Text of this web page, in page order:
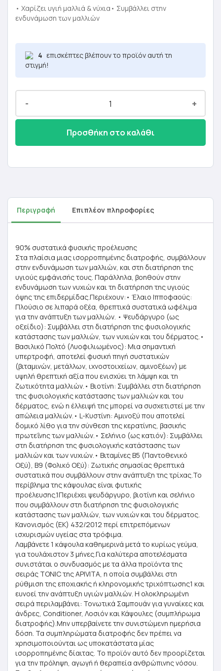
was:
23,50 €.
τιμή
14,10 €.
• Χαρίζει υγιή μαλλιά & νύχια• Συμβάλλει στην
ενδυνάμωση των μαλλιών
4 επισκέπτες βλέπουν το προϊόν αυτή τη
στιγμή!
- +
Προσθήκη στο καλάθι
Περιγραφή Επιπλέον πληροφορίες
90% συστατικά φυσικής προέλευσης
Στα πλαίσια μιας ισορροπημένης διατροφής, συμβάλλουν
στην ενδυνάμωση των μαλλιών, και στη διατήρηση της
υγιούς εμφάνισής τους. Παράλληλα, βοηθούν στην
ενδυνάμωση των νυχιών και τη διατήρηση της υγιούς
όψης της επιδερμίδας.Περιέχουν:• Έλαιο Ιπποφαούς:
Πλούσιο σε λιπαρά οξέα, θρεπτικά συστατικά ωφέλιμα
για την ανάπτυξη των μαλλιών. • Ψευδάργυρο (ως
οξείδιο): Συμβάλλει στη διατήρηση της φυσιολογικής
κατάστασης των μαλλιών, των νυχιών και του δέρματος.•
Βασιλικό Πολτό (Λυοφιλιωμένος): Μια σημαντική
υπερτροφή, αποτελεί φυσική πηγή συστατικών
(βιταμινών, μετάλλων, ιχνοστοιχείων, αμινοξέων) με
υψηλή θρεπτική αξία που ενισχύει τη λάμψη και τη
ζωτικότητα μαλλιών.• Βιοτίνη: Συμβάλλει στη διατήρηση
της φυσιολογικής κατάστασης των μαλλιών και του
δέρματος, ενώ η έλλειψή της μπορεί να συσχετιστεί με την
απώλεια μαλλιών.• L-Κυστίνη: Αμινοξύ που αποτελεί
δομικό λίθο για την σύνθεση της κερατίνης, βασικής
πρωτεΐνης των μαλλιών.• Σελήνιο (ως κατιόν): Συμβάλλει
στη διατήρηση της φυσιολογικής κατάστασης των
μαλλιών και των νυχιών.• Βιταμίνες Β5 (Παντοθενικό
Οξύ), Β9 (Φολικό Οξύ): Ζωτικής σημασίας θρεπτικά
συστατικά που συμβάλλουν στην ανάπτυξη της τρίχας.Το
περίβλημα της κάψουλας είναι φυτικής
προέλευσης.1Περιέχει ψευδάργυρο, βιοτίνη και σελήνιο
που συμβάλλουν στη διατήρηση της φυσιολογικής
κατάστασης των μαλλιών, των νυχιών και του δέρματος.
Κανονισμός (ΕΚ) 432/2012 περί επιτρεπόμενων
ισχυρισμών υγείας στα τρόφιμα.
Λαμβάνετε 1 κάψουλα καθημερινά μετά το κυρίως γεύμα,
για τουλάχιστον 3 μήνες.Για καλύτερα αποτελέσματα
συνιστάται ο συνδυασμός με τα άλλα προϊόντα της
σειράς TONIC της APIVITA, η οποία συμβάλλει στη
ρύθμιση της εποχιακής ή κληρονομικής τριχόπτωσης1 και
ευνοεί την ανάπτυξη υγιών μαλλιών. Η ολοκληρωμένη
σειρά περιλαμβάνει: Τονωτικά Σαμπουάν για γυναίκες και
άνδρες, Conditioner, Λοσιόν και Κάψουλες (συμπλήρωμα
διατροφής).Μην υπερβαίνετε την συνιστώμενη ημερήσια
δόση. Τα συμπληρώματα διατροφής δεν πρέπει να
χρησιμοποιούνται ως υποκατάστατα μίας
ισορροπημένης δίαιτας. Το προϊόν αυτό δεν προορίζεται
για την πρόληψη, αγωγή ή θεραπεία ανθρώπινης νόσου.